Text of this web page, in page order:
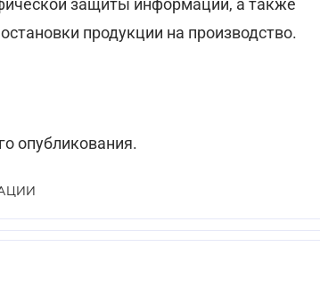
защиты информации, а также
продукции на производство.
опубликования.